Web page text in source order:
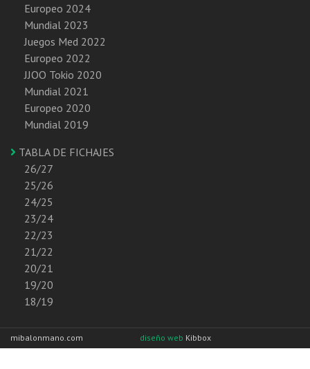
Europeo 2024
Mundial 2023
Juegos Med 2022
Europeo 2022
JJOO Tokio 2020
Mundial 2021
Europeo 2020
Mundial 2019
TABLA DE FICHAJES
26/27
25/26
24/25
23/24
22/23
21/22
20/21
19/20
18/19
mibalonmano.com diseño web Kibbox